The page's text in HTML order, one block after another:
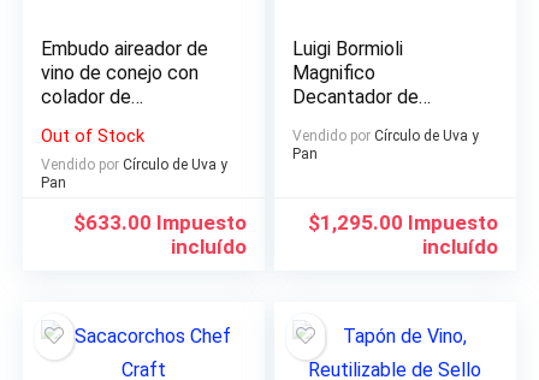
Embudo aireador de
vino de conejo con
colador de
Out of Stock
Vendido por Círculo de Uva y
Pan
$633.00 Impuesto
incluído
Luigi Bormioli
Magnifico
Decantador de
Vendido por Círculo de Uva y
Pan
$1,295.00 Impuesto
incluído